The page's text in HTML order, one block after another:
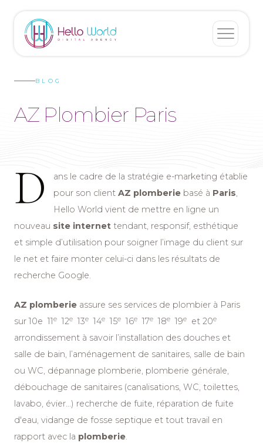
BLOG
AZ Plombier Paris
D
ans le cadre de la stratégie e-marketing établie
pour son client AZ plomberie basé à Paris,
Hello World vient de mettre en ligne un
nouveau site internet tendant, responsif, esthétique
et simple d’utilisation pour soigner l’image du client sur
le net et faire monter celui-ci dans les résultats de
recherche Google.
AZ plomberie assure ses services de plombier à Paris
sur 10e 11e 12e 13e 14e 15e 16e 17e 18e 19e et 20e
arrondissement à savoir l’installation des douches et
salle de bain, l’aménagement de sanitaires, salle de bain
ou WC, dépannage plomberie, plomberie générale,
débouchage de sanitaires (canalisations, WC, toilettes,
lavabo, évier...) recherche de fuite, réparation de fuite
d'eau, vidange de fosse septique et tout travail en
rapport avec la plomberie.